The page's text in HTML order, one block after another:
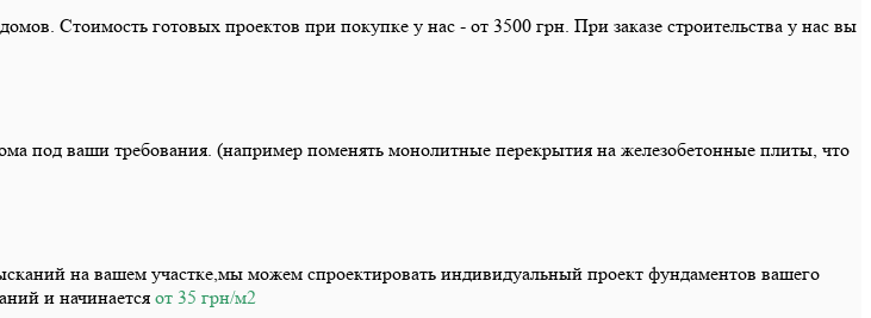
Стоимость готовых проектов при покупке у нас - от 3500 грн. При заказе строительства у нас вы
под ваши требования. (например поменять монолитные перекрытия на железобетонные плиты, что
на вашем участке,мы можем спроектировать индивидуальный проект фундаментов вашего
и начинается от 35 грн/м2